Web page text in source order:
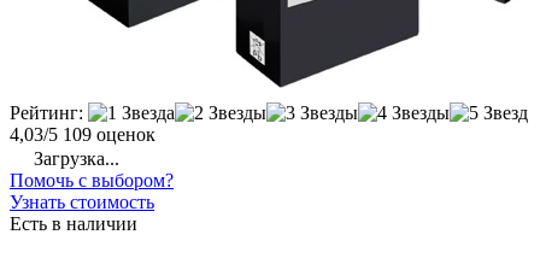
Рейтинг:
4,03/5 109 оценок
Загрузка...
Помочь с выбором?
Узнать стоимость
Есть в наличии